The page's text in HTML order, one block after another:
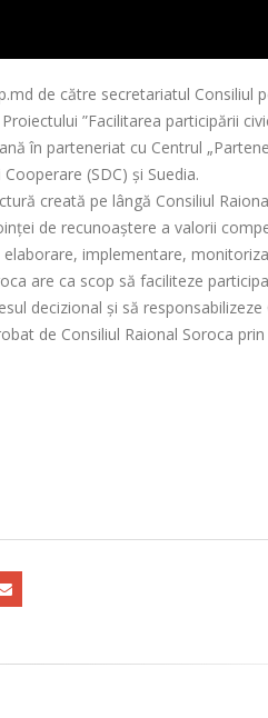
de către secretariatul Consiliul
”Facilitarea participării
în parteneriat cu Centrul
(SDC) și Suedia.
creată pe lângă Consiliul
de recunoaștere a valorii
implementare,
are ca scop să faciliteze
decizional și să
de Consiliul Raional Soroca